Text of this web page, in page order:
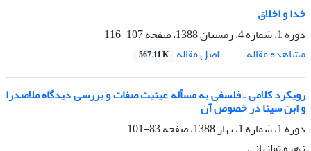
خدا و اخلاق
دوره 1، شماره 4، زمستان 1388، صفحه
107-116
مشاهده مقاله
اصل مقاله 567.11 K
رویکرد کلامی ـ فلسفی به مسأله عینیت صفات و بررسی دیدگاه ملاصدرا
و ابن سینا در خصوص آن
دوره 1، شماره 1، بهار 1388، صفحه
83-101